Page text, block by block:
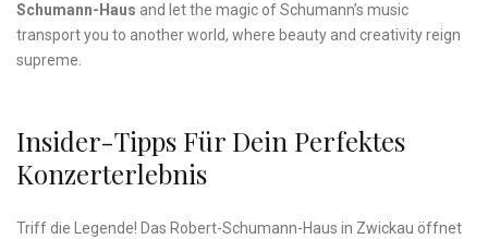
Schumann-Haus and let the magic of Schumann’s music
transport you to another world, where⁢ beauty and creativity reign⁣
supreme.
Insider-Tipps ⁤für ⁣dein Perfektes
Konzerterlebnis
Triff die ​Legende! Das‍ Robert-Schumann-Haus in Zwickau öffnet⁣